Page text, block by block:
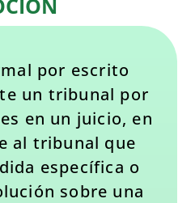
por escrito
un tribunal por
en un juicio, en
al tribunal que
específica o
sobre una